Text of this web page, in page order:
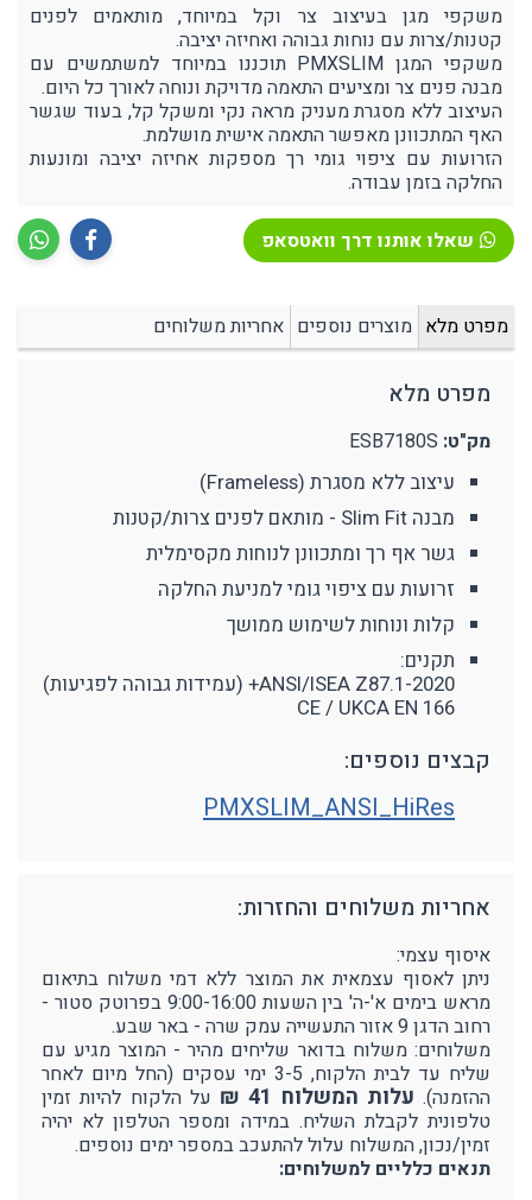
משקפי מגן בעיצוב צר וקל במיוחד, מותאמים לפנים
קטנות/צרות עם נוחות גבוהה ואחיזה יציבה.
משקפי המגן PMXSLIM תוכננו במיוחד למשתמשים עם
מבנה פנים צר ומציעים התאמה מדויקת ונוחה לאורך כל היום.
העיצוב ללא מסגרת מעניק מראה נקי ומשקל קל, בעוד שגשר
האף המתכוונן מאפשר התאמה אישית מושלמת.
הזרועות עם ציפוי גומי רך מספקות אחיזה יציבה ומונעות
החלקה בזמן עבודה.
שאלו אותנו דרך וואטסאפ
מפרט מלא מוצרים נוספים אחריות משלוחים
מפרט מלא
מק"ט: ESB7180S
עיצוב ללא מסגרת (Frameless)
מבנה Slim Fit - מותאם לפנים צרות/קטנות
גשר אף רך ומתכוונן לנוחות מקסימלית
זרועות עם ציפוי גומי למניעת החלקה
קלות ונוחות לשימוש ממושך
תקנים:
ANSI/ISEA Z87.1-2020+ (עמידות גבוהה לפגיעות)
CE / UKCA EN 166
קבצים נוספים:
PMXSLIM_ANSI_HiRes
אחריות משלוחים והחזרות:
איסוף עצמי:
ניתן לאסוף עצמאית את המוצר ללא דמי משלוח בתיאום
מראש בימים א'-ה' בין השעות 9:00-16:00 בפרוטק סטור -
רחוב הדגן 9 אזור התעשייה עמק שרה - באר שבע.
משלוחים: משלוח בדואר שליחים מהיר - המוצר מגיע עם
שליח עד לבית הלקוח, 3-5 ימי עסקים (החל מיום לאחר
ההזמנה). עלות המשלוח 41 ₪
על הלקוח להיות זמין
טלפונית לקבלת השליח. במידה ומספר הטלפון לא יהיה
זמין/נכון, המשלוח עלול להתעכב במספר ימים נוספים.
תנאים כלליים למשלוחים: